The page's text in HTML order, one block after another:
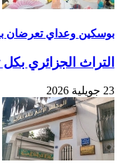
بوسكين وعداي تعرضان
التراث الجزائري بكل
23 جويلية 2026